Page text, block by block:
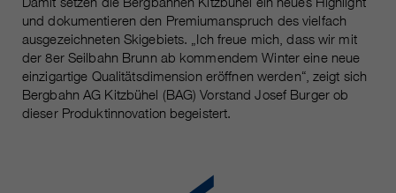
und dokumentieren den Premiumanspruch des vielfach
ausgezeichneten Skigebiets. „Ich freue mich, dass wir mit
der 8er Seilbahn Brunn ab kommendem Winter eine neue
einzigartige Qualitätsdimension eröffnen werden“, zeigt sich
Bergbahn AG Kitzbühel (BAG) Vorstand Josef Burger ob
dieser Produktinnovation begeistert.
Laufzeit 30 Tage
Zweck
Speichert die vom Benutzer
gewählten Cookie-Einstellungen.
Analytics verwendet, um
verschiedene Arten von
Nutzungsinformationen zu
sammeln, einschließlich
persönlicher und nicht-
personenbezogener Informationen.
von Google Analytics unter